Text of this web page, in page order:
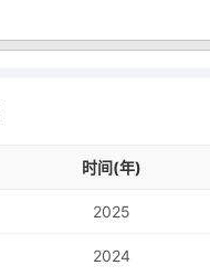
时间(年)
2025
2024